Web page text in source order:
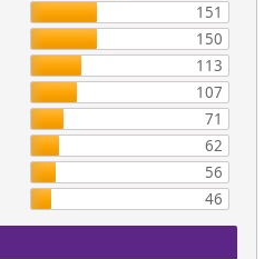
151
150
113
107
71
62
56
46